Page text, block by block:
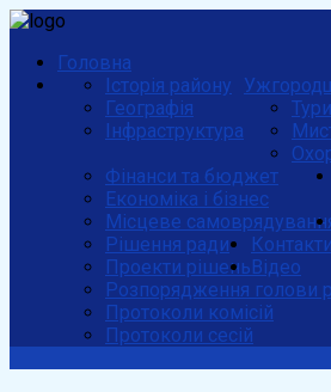
Головна
Історія району
Географія
Інфраструктура
Фінанси та бюджет
Економіка і бізнес
Місцеве
Рішення ради
Проекти рішень
Розпорядження голови
Протоколи комісій
Протоколи сесій
Контакти
Відео